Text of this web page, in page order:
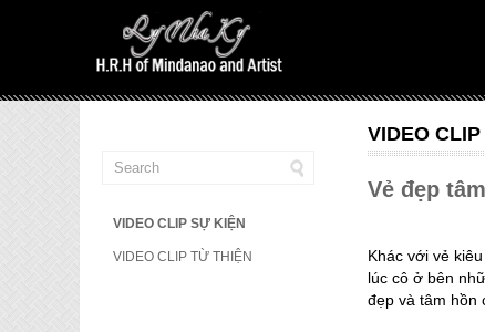
VIDEO CLIP SỰ KIỆN
VIDEO CLIP TỪ THIỆN
VIDEO CLIP
Vẻ đẹp
Khác với vẻ
lúc cô ở bên
đẹp và tâm hồn